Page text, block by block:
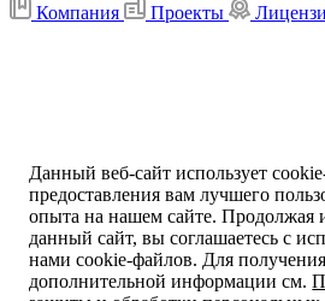
Компания
Проекты
Данный веб-сайт использует
предоставления вам лучшего
опыта на нашем сайте. Продолжая
данный сайт, вы соглашаетесь с
нами cookie-файлов. Для получения
дополнительной информации см.